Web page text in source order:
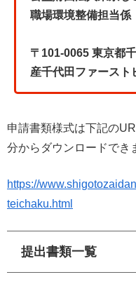
職場環境整備担当係
〒101-0065 東京都
産千代田ファースト
申請書類様式は下記の
分からダウンロードでき
https://
teichaku.html
提出書類一覧